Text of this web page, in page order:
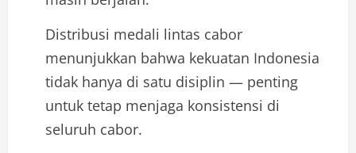
Distribusi medali lintas cabor
menunjukkan bahwa kekuatan Indonesia
tidak hanya di satu disiplin — penting
untuk tetap menjaga konsistensi di
seluruh cabor.